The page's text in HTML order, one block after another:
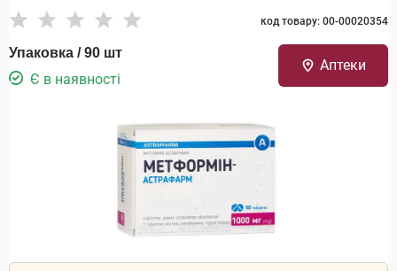
код товару: 00-00020354
Упаковка / 90 шт
Є в наявності
Аптеки